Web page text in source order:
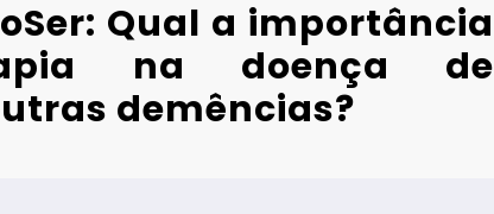
Qual a importância
na doença de
demências?